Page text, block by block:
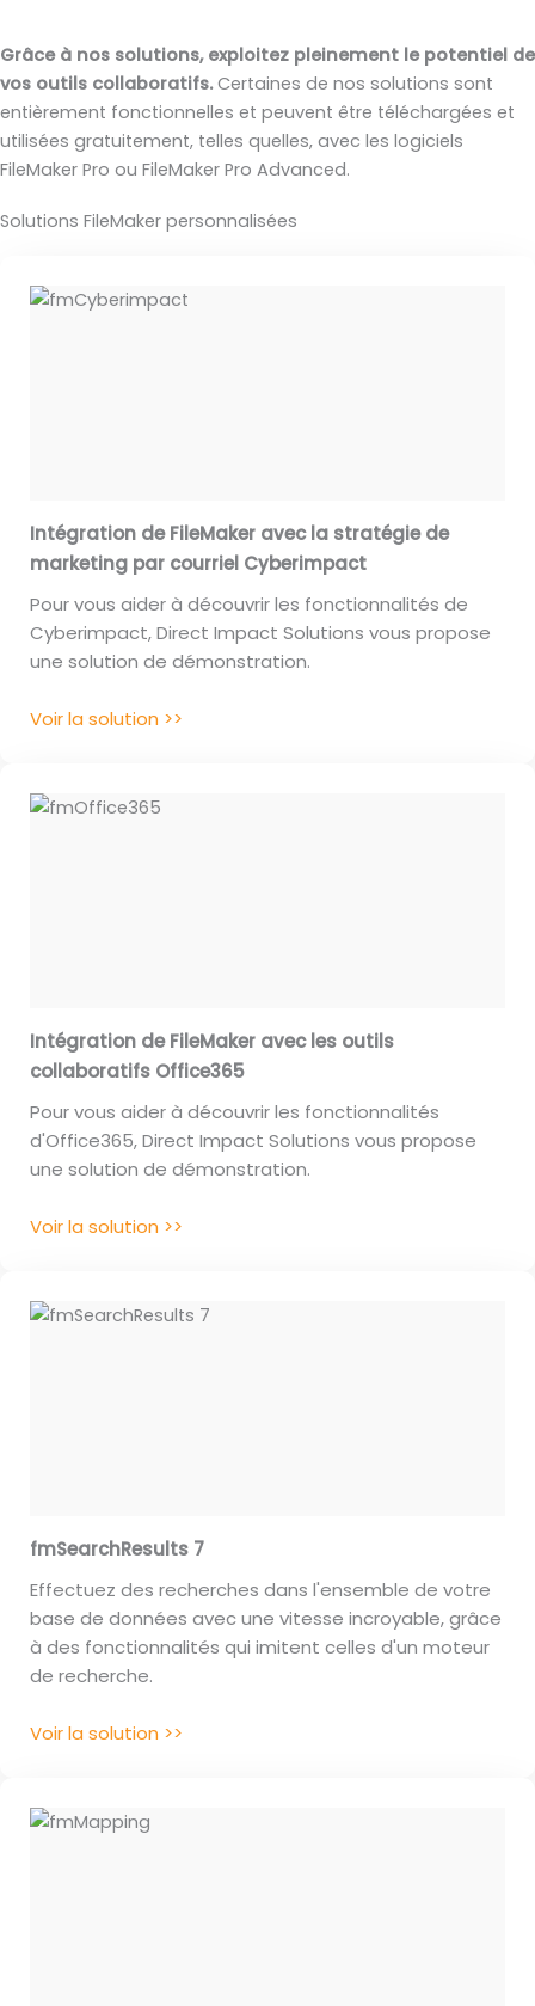
Grâce à nos solutions, exploitez pleinement le potentiel de
vos outils collaboratifs.Certaines de nos solutions sont
entièrement fonctionnelles et peuvent être téléchargées et
utilisées gratuitement, telles quelles, avec les logiciels
FileMaker Pro ou FileMaker Pro Advanced.
Solutions FileMaker personnalisées
Intégration de FileMaker avec la stratégie de
marketing par courriel Cyberimpact
Pour vous aider à découvrir les fonctionnalités de
Cyberimpact, Direct Impact Solutions vous propose
une solution de démonstration.
Voir la solution >>
Intégration de FileMaker avec les outils
collaboratifs Office365
Pour vous aider à découvrir les fonctionnalités
d'Office365, Direct Impact Solutions vous propose
une solution de démonstration.
Voir la solution >>
fmSearchResults 7
Effectuez des recherches dans l'ensemble de votre
base de données avec une vitesse incroyable, grâce
à des fonctionnalités qui imitent celles d'un moteur
de recherche.
Voir la solution >>